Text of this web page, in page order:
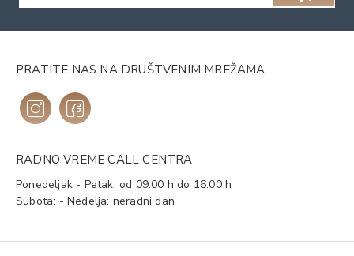
PRATITE NAS NA DRUŠTVENIM MREŽAMA
RADNO VREME CALL CENTRA
Ponedeljak - Petak: od 09:00 h do 16:00 h
Subota: - Nedelja: neradni dan